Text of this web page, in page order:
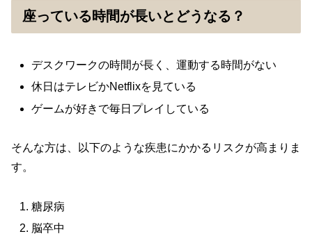
座っている時間が長いとどうなる？
デスクワークの時間が長く、運動する時間がない
休日はテレビかNetflixを見ている
ゲームが好きで毎日プレイしている
そんな方は、以下のような疾患にかかるリスクが高まりま
す。
糖尿病
脳卒中